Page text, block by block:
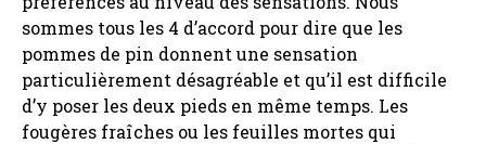
sommes tous les 4 d’accord pour dire que les
pommes de pin donnent une sensation
particulièrement désagréable et qu’il est difficile
d’y poser les deux pieds en même temps. Les
fougères fraîches ou les feuilles mortes qui